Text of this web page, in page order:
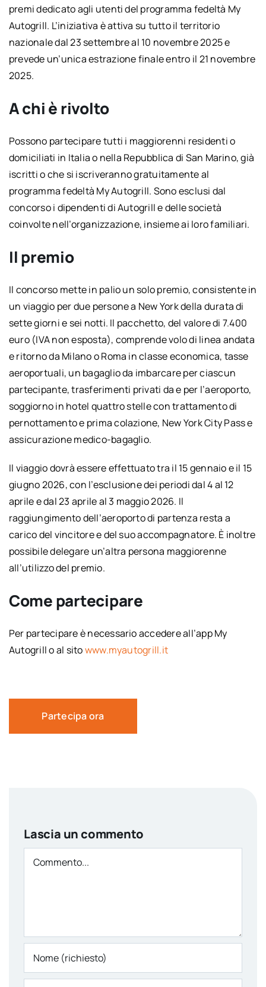
premi dedicato agli utenti del programma fedeltà My
Autogrill. L’iniziativa è attiva su tutto il territorio
nazionale dal 23 settembre al 10 novembre 2025 e
prevede un’unica estrazione finale entro il 21 novembre
2025.
A chi è rivolto
Possono partecipare tutti i maggiorenni residenti o
domiciliati in Italia o nella Repubblica di San Marino, già
iscritti o che si iscriveranno gratuitamente al
programma fedeltà My Autogrill. Sono esclusi dal
concorso i dipendenti di Autogrill e delle società
coinvolte nell’organizzazione, insieme ai loro familiari.
Il premio
Il concorso mette in palio un solo premio, consistente in
un viaggio per due persone a New York della durata di
sette giorni e sei notti. Il pacchetto, del valore di 7.400
euro (IVA non esposta), comprende volo di linea andata
e ritorno da Milano o Roma in classe economica, tasse
aeroportuali, un bagaglio da imbarcare per ciascun
partecipante, trasferimenti privati da e per l’aeroporto,
soggiorno in hotel quattro stelle con trattamento di
pernottamento e prima colazione, New York City Pass e
assicurazione medico-bagaglio.
Il viaggio dovrà essere effettuato tra il 15 gennaio e il 15
giugno 2026, con l’esclusione dei periodi dal 4 al 12
aprile e dal 23 aprile al 3 maggio 2026. Il
raggiungimento dell’aeroporto di partenza resta a
carico del vincitore e del suo accompagnatore. È inoltre
possibile delegare un’altra persona maggiorenne
all’utilizzo del premio.
Come partecipare
Per partecipare è necessario accedere all’app My
Autogrill o al sitowww.myautogrill.it
Partecipa ora
Lascia un commento
Comment